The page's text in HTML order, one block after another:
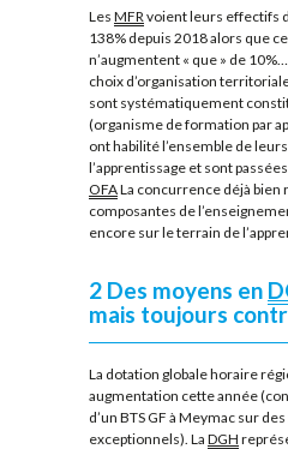
Les MFRvoient leurs effectifs
138% depuis 2018 alors que
n’augmentent « que » de
choix d’organisation
sont systématiquement
(organisme de formation par
ont habilité l’ensemble de
l’apprentissage et sont
OFALa concurrence déjà bien
composantes de
encore sur le terrain de
2 Des moyens en
mais toujours
La dotation globale horaire
augmentation cette année
d’un BTS GF à Meymac sur
exceptionnels). La DGH